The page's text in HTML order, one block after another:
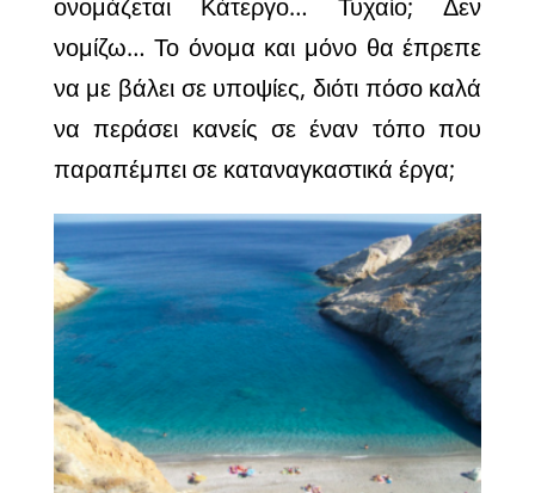
νομίζω… Το όνομα και μόνο θα έπρεπε
να με βάλει σε υποψίες, διότι πόσο καλά
να περάσει κανείς σε έναν τόπο που
παραπέμπει σε καταναγκαστικά έργα;